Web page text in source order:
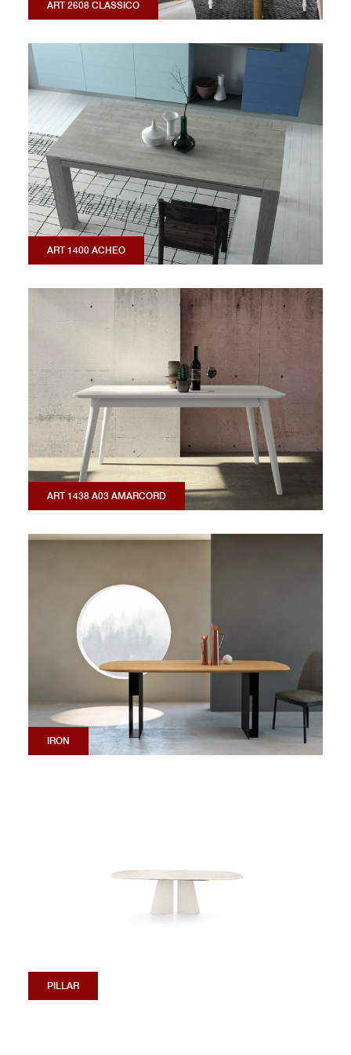
ART 2608 CLASSICO
ART 1400 ACHEO
ART 1438 A03 AMARCORD
IRON
PILLAR